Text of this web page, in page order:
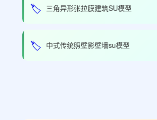
🏷️ 三角异形张拉膜建筑SU模型
🏷️ 中式传统照壁影壁墙su模型